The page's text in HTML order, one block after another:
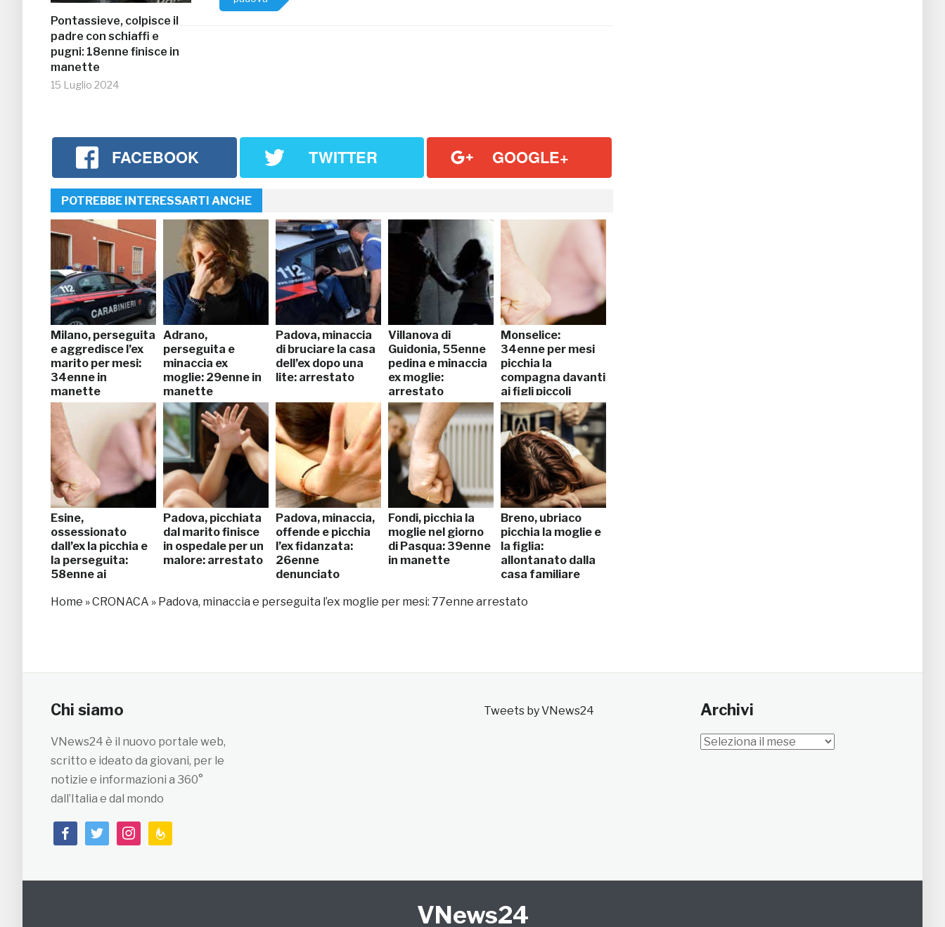
Pontassieve, colpisce il
padre con schiaffi e
pugni: 18enne finisce in
manette
15 Luglio 2024
FACEBOOK TWITTER GOOGLE+
POTREBBE INTERESSARTI ANCHE
Milano, perseguita
e aggredisce l’ex
marito per mesi:
34enne in
manette
Adrano,
perseguita e
minaccia ex
moglie: 29enne in
manette
Padova, minaccia
di bruciare la casa
dell’ex dopo una
lite: arrestato
Villanova di
Guidonia, 55enne
pedina e minaccia
ex moglie:
arrestato
Monselice:
34enne per mesi
picchia la
compagna davanti
ai figli piccoli
Esine,
ossessionato
dall’ex la picchia e
la perseguita:
58enne ai
Padova, picchiata
dal marito finisce
in ospedale per un
malore: arrestato
Padova, minaccia,
offende e picchia
l’ex fidanzata:
26enne
denunciato
Fondi, picchia la
moglie nel giorno
di Pasqua: 39enne
in manette
Breno, ubriaco
picchia la moglie e
la figlia:
allontanato dalla
casa familiare
Home »CRONACA » Padova, minaccia e perseguita l’ex moglie per mesi: 77enne arrestato
Chi siamo
VNews24 è il nuovo portale web,
scritto e ideato da giovani, per le
notizie e informazioni a 360°
dall’Italia e dal mondo
facebooktwitterinstagramfeedburner
Tweets by VNews24 Archivi
Archivi
VNews24